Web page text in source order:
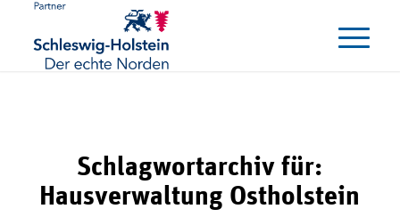
Schlagwortarchiv für:
Hausverwaltung Ostholstein